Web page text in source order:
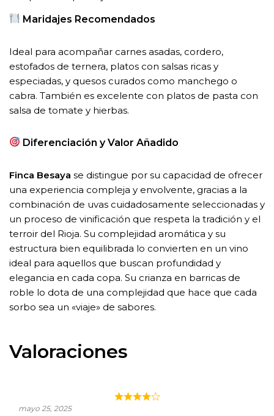
Maridajes Recomendados
Ideal para acompañar carnes asadas, cordero,
estofados de ternera, platos con salsas ricas y
especiadas, y quesos curados como manchego o
cabra. También es excelente con platos de pasta con
salsa de tomate y hierbas.
Diferenciación y Valor Añadido
Finca Besaya se distingue por su capacidad de ofrecer
una experiencia compleja y envolvente, gracias a la
combinación de uvas cuidadosamente seleccionadas y
un proceso de vinificación que respeta la tradición y el
terroir del Rioja. Su complejidad aromática y su
estructura bien equilibrada lo convierten en un vino
ideal para aquellos que buscan profundidad y
elegancia en cada copa. Su crianza en barricas de
roble lo dota de una complejidad que hace que cada
sorbo sea un «viaje» de sabores.
Valoraciones
FINCA BESAYA CRIANÇA
mayo 25, 2025